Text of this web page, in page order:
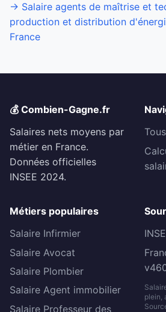
→ Salaire agents de maîtrise et
production et distribution
France
💰 Combien-Gagne.fr
Salaires nets moyens par
métier en France.
Données officielles
INSEE 2024.
Métiers populaires
Salaire Infirmier
Salaire Avocat
Salaire Plombier
Salaire Agent immobilier
Salaire Professeur des
plein,